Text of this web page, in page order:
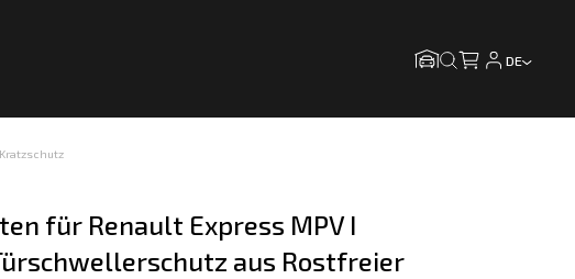
DE
für Renault Express MPV I
aus Rostfreier